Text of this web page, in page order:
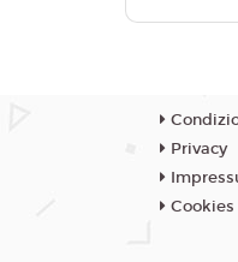
Privacy
Cookies